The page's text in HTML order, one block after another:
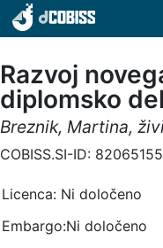
Razvoj
diplomsko
Breznik, Martina,
COBISS.SI-ID: 82065155
Licenca: Ni določeno
Embargo:Ni določeno